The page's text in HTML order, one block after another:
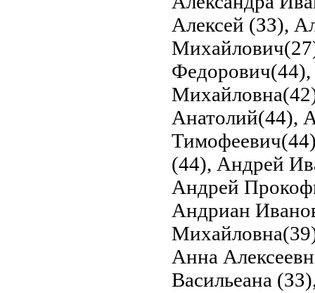
Алексей (ЗЗ),
Анатолий(44),
(44), Андрей
Андрей
Андриан
Анна
Васильеана